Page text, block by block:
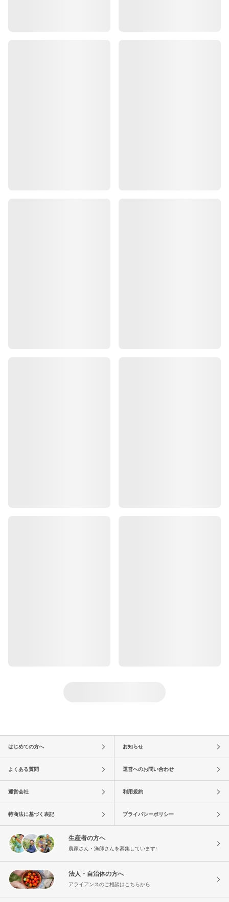
はじめての方へ お知らせ
よくある質問 運営へのお問い合わせ
運営会社 利用規約
特商法に基づく表記 プライバシーポリシー
生産者の方へ
農家さん・漁師さんを募集しています!
法人・自治体の方へ
アライアンスのご相談はこちらから